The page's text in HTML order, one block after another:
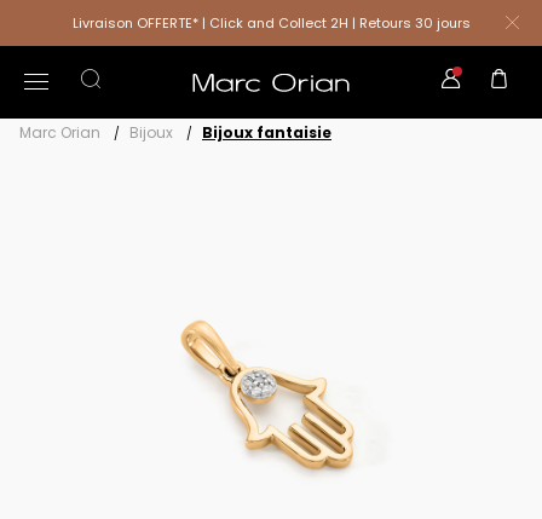
Livraison OFFERTE* | Click and Collect 2H | Retours 30 jours
Marc Orian Bijoux Bijoux fantaisie